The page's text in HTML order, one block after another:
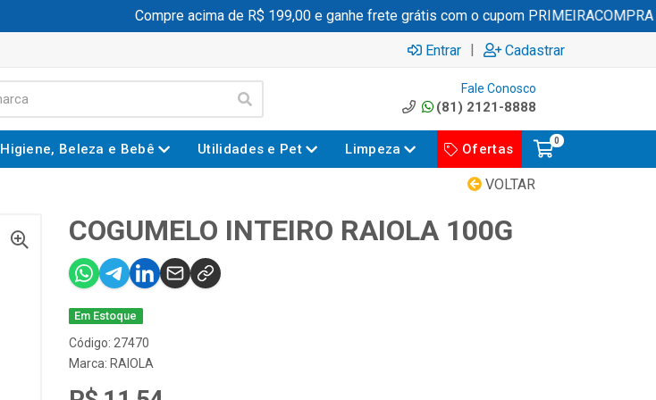
Compre acima de R$ 199,00 e ganhe frete grátis com o cupom PRIMEIRACOMPRA
Entrar | Cadastrar
Fale Conosco
(81) 2121-8888
Higiene, Beleza e Bebê Utilidades e Pet Limpeza Ofertas
0
VOLTAR
COGUMELO INTEIRO RAIOLA 100G
Em Estoque
Código: 27470
Marca: RAIOLA